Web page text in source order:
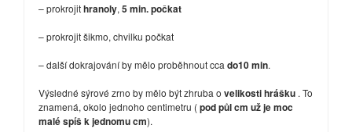
– prokrojithranoly, 5 min. počkat
– prokrojit šikmo, chvilku počkat
– další dokrajování by mělo proběhnout cca do10 min.
Výsledné sýrové zrno by mělo být zhruba o velikosti hrášku . To
znamená, okolo jednoho centimetru (pod půl cm už je moc
malé spíš k jednomu cm).